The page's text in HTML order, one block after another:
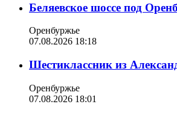
Беляевское шоссе под
Оренбуржье
07.08.2026 18:18
Шестиклассник из
Оренбуржье
07.08.2026 18:01